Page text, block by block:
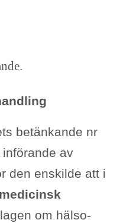
betänkande nr
av
den enskilde att i
om hälso-